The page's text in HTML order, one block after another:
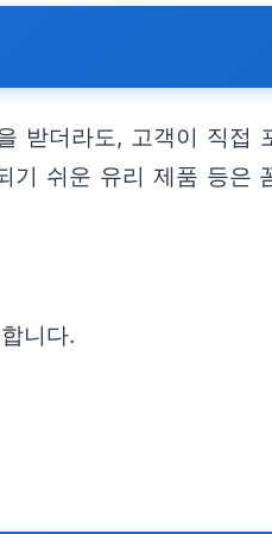
받더라도, 고객이 직접
쉬운 유리 제품 등은
니다.